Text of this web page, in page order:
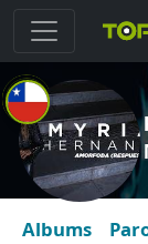
Albums